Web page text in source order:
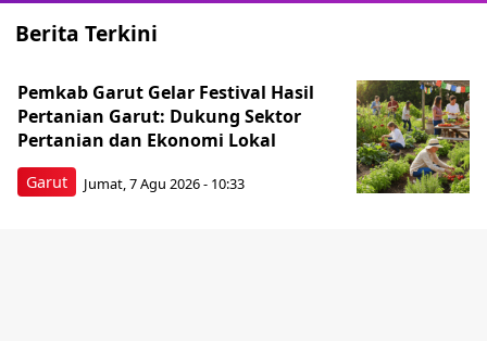
Berita Terkini
Garut
Pemkab Garut Gelar Festival Hasil
Pertanian Garut: Dukung Sektor
Pertanian dan Ekonomi Lokal
Jumat, 7 Agu 2026 - 10:33